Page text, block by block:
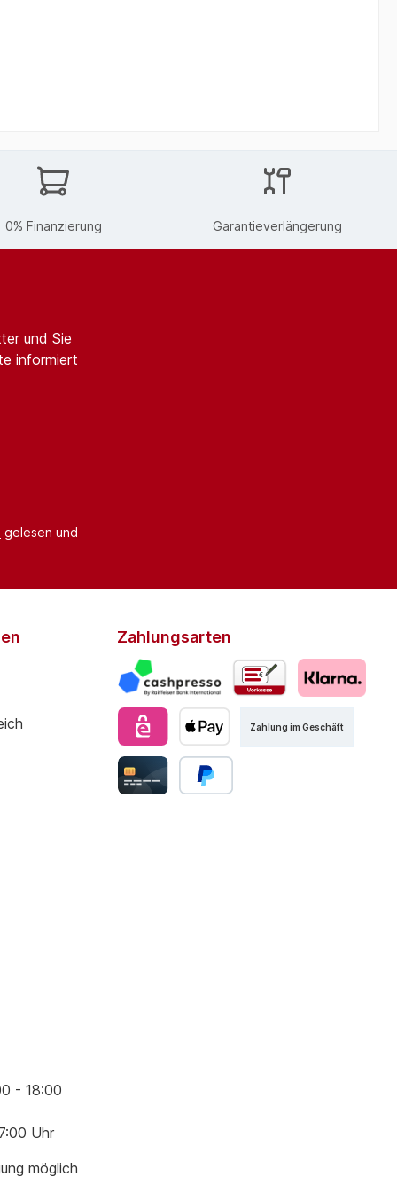
0% Finanzierung Garantieverlängerung
und Sie
informiert
gelesen und
Zahlungsarten
Zahlung im Geschäft
- 18:00
Uhr
möglich